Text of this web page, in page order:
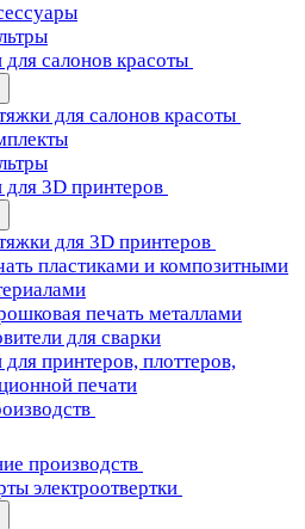
салонов красоты
для салонов красоты
3D принтеров
для 3D принтеров
пластиками и композитными
печать металлами
для сварки
принтеров, плоттеров,
печати
производств
электроотвертки